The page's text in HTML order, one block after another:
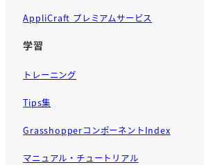
AppliCraft プレミアムサービス
学習
トレーニング
Tips集
GrasshopperコンポーネントIndex
マニュアル・チュートリアル